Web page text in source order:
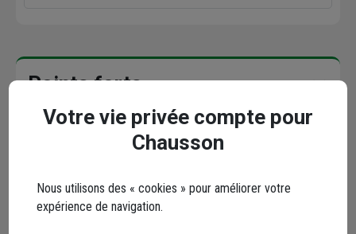
Points forts
Description
Caractéristiques
Votre vie privée compte pour
Chausson
Nous utilisons des « cookies » pour améliorer votre
expérience de navigation.